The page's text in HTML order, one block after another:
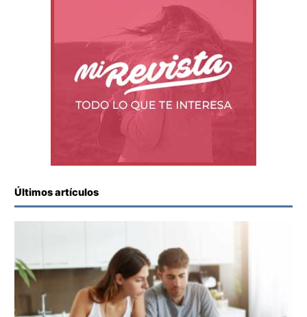
Últimos artículos